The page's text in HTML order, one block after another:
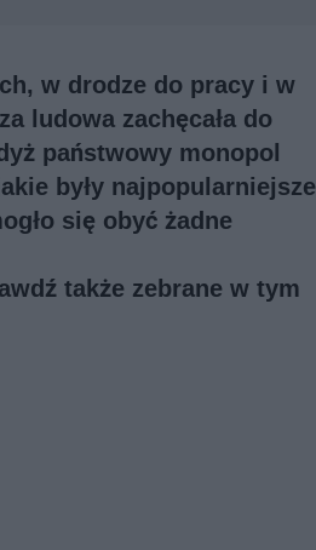
w drodze do pracy i w
ludowa zachęcała do
państwowy monopol
były najpopularniejsze
się obyć żadne
także zebrane w tym